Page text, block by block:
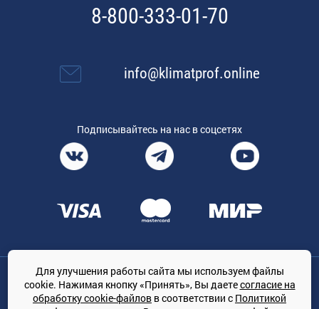
8-800-333-01-70
info@klimatprof.online
Подписывайтесь на нас в соцсетях
Общество с ограниченной ответственностью «ТРЕЙДКОН», ОГРН:
1167847364079, 197022, г. Санкт-Петербург, проспект Медиков, 7
Для улучшения работы сайта мы используем файлы
cookie. Нажимая кнопку «Принять», Вы даетесогласие на
обработку cookie-файлов в соответствии с Политикой